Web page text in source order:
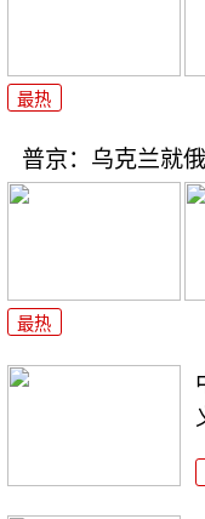
最热
普京：乌克兰就
最热